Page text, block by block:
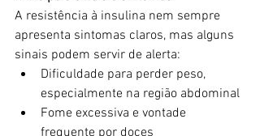
A resistência à insulina nem sempre
apresenta sintomas claros, mas alguns
sinais podem servir de alerta:
Dificuldade para perder peso,
especialmente na região abdominal
Fome excessiva e vontade
frequente por doces